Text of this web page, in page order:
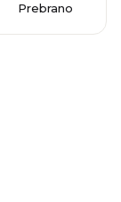
Prebrano